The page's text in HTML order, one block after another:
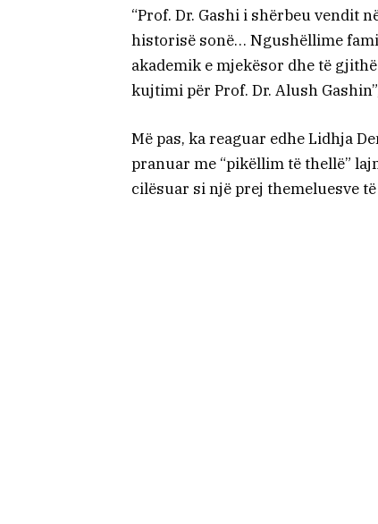
“Prof. Dr. Gashi i shërbeu vendit
historisë sonë… Ngushëllime
akademik e mjekësor dhe të
kujtimi për Prof. Dr. Alush
Më pas, ka reaguar edhe Lidhja
pranuar me “pikëllim të thellë”
cilësuar si një prej themeluesve